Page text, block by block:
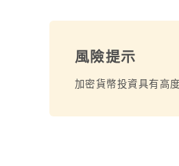
風險提示
加密貨幣投資具有高